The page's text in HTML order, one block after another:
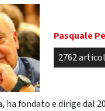
Pasquale
2762
ha fondato e dirige dal